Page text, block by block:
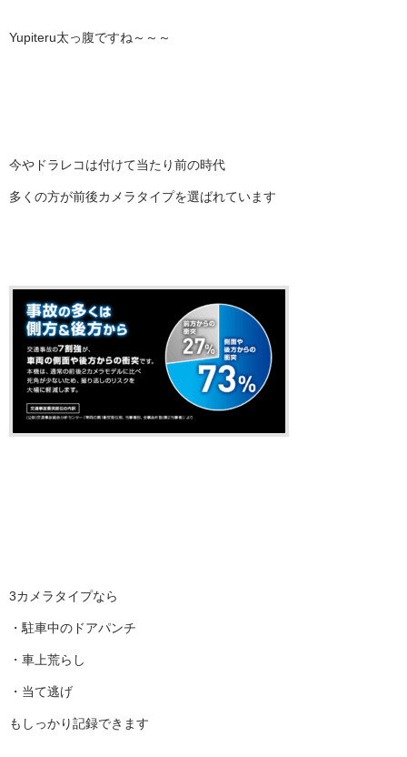
Yupiteru太っ腹ですね～～～
今やドラレコは付けて当たり前の時代
多くの方が前後カメラタイプを選ばれています
3カメラタイプなら
・駐車中のドアパンチ
・車上荒らし
・当て逃げ
もしっかり記録できます